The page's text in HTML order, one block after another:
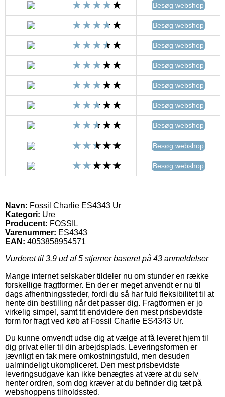
Besøg webshop
Besøg webshop
Besøg webshop
Besøg webshop
Besøg webshop
Besøg webshop
Besøg webshop
Besøg webshop
Besøg webshop
Navn: Fossil Charlie ES4343 Ur
Kategori: Ure
Producent: FOSSIL
Varenummer: ES4343
EAN: 4053858954571
Vurderet til 3.9 ud af 5 stjerner baseret på 43 anmeldelser
Mange internet selskaber tildeler nu om stunder en række
forskellige fragtformer. En der er meget anvendt er nu til
dags afhentningssteder, fordi du så har fuld fleksibilitet til at
hente din bestilling når det passer dig. Fragtformen er jo
virkelig simpel, samt tit endvidere den mest prisbevidste
form for fragt ved køb af Fossil Charlie ES4343 Ur.
Du kunne omvendt udse dig at vælge at få leveret hjem til
dig privat eller til din arbejdsplads. Leveringsformen er
jævnligt en tak mere omkostningsfuld, men desuden
ualmindeligt ukompliceret. Den mest prisbevidste
leveringsudgave kan ikke benægtes at være at du selv
henter ordren, som dog kræver at du befinder dig tæt på
webshoppens tilholdssted.